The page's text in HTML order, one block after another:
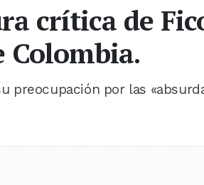
crítica de
Colombia.
preocupación por las